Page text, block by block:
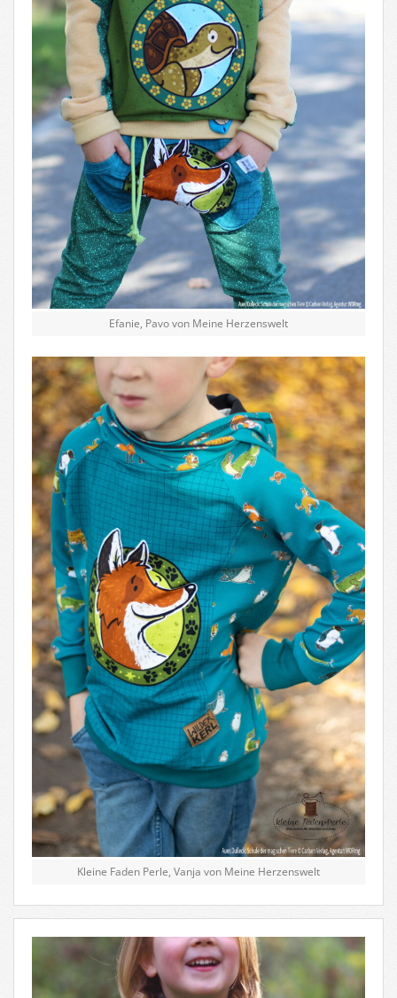
Efanie, Pavo von Meine Herzenswelt
Kleine Faden Perle, Vanja von Meine Herzenswelt